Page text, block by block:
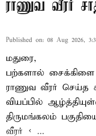
ராணுவ வீரர்
Published on: 08 Aug 2026,
மதுரை,
பற்களால் சைக்கிளை
ராணுவ வீரர் செய்த
வியப்பில்
திருமங்கலம்
வீரர் < ...